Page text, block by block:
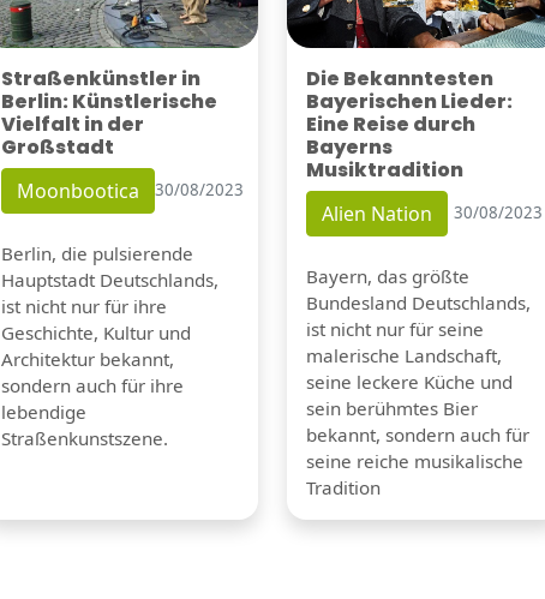
Straßenkünstler in
Berlin: Künstlerische
Vielfalt in der
Großstadt
Moonbootica 30/08/2023
Berlin, die pulsierende
Hauptstadt Deutschlands,
ist nicht nur für ihre
Geschichte, Kultur und
Architektur bekannt,
sondern auch für ihre
lebendige
Straßenkunstszene.
Die Bekanntesten
Bayerischen Lieder:
Eine Reise durch
Bayerns
Musiktradition
Alien Nation 30/08/2023
Bayern, das größte
Bundesland Deutschlands,
ist nicht nur für seine
malerische Landschaft,
seine leckere Küche und
sein berühmtes Bier
bekannt, sondern auch für
seine reiche musikalische
Tradition